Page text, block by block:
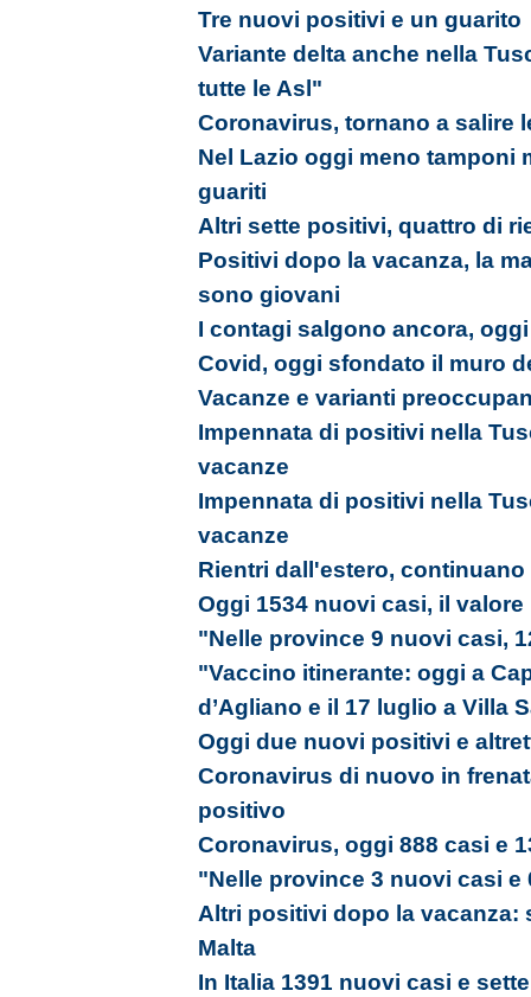
Tre nuovi positivi e un guarito
Variante delta anche nella
tutte le Asl"
Coronavirus, tornano a salire
Nel Lazio oggi meno tamponi
guariti
Altri sette positivi, quattro di
Positivi dopo la vacanza, la
sono giovani
I contagi salgono ancora,
Covid, oggi sfondato il muro
Vacanze e varianti
Impennata di positivi nella
vacanze
Impennata di positivi nella
vacanze
Rientri dall'estero,
Oggi 1534 nuovi casi, il
"Nelle province 9 nuovi casi,
"Vaccino itinerante: oggi a
d’Agliano e il 17 luglio a Villa
Oggi due nuovi positivi e
Coronavirus di nuovo in
positivo
Coronavirus, oggi 888 casi e
"Nelle province 3 nuovi casi
Altri positivi dopo la vacanza:
Malta
In Italia 1391 nuovi casi e